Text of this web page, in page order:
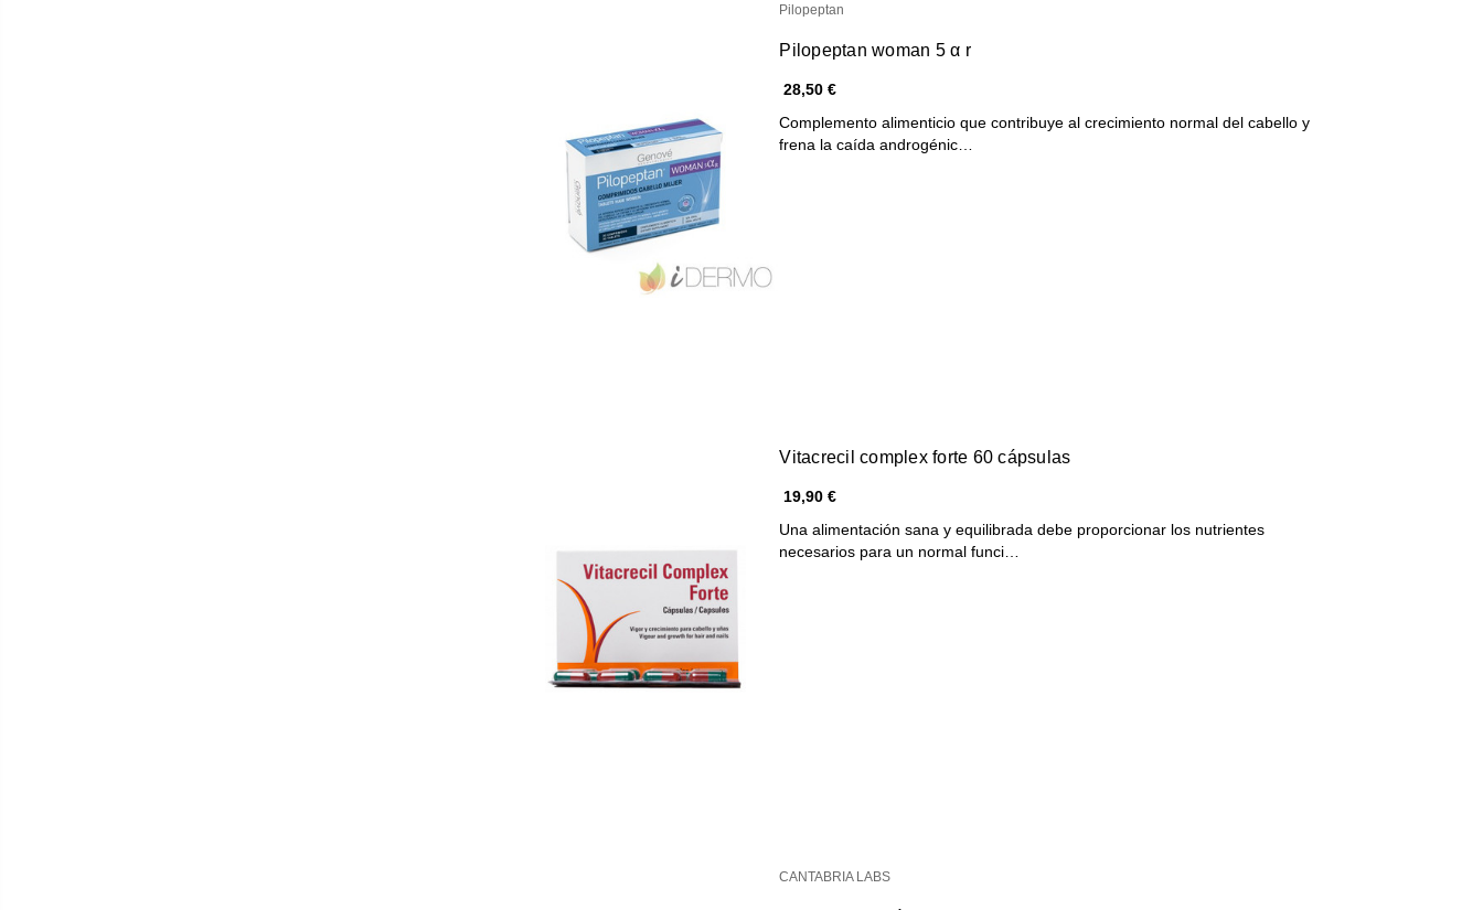
Pilopeptan
Pilopeptan woman 5 α r
28,50 €
Complemento alimenticio que contribuye al crecimiento normal del cabello y
frena la caída androgénic…
Vitacrecil complex forte 60 cápsulas
19,90 €
Una alimentación sana y equilibrada debe proporcionar los nutrientes
necesarios para un normal funci…
CANTABRIA LABS